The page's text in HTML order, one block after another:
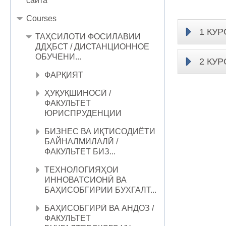
1
2
Courses
ТАҲСИЛОТИ ФОСИЛАВИИ
ДДҲБСТ / ДИСТАНЦИОННОЕ
ОБУЧЕНИ...
ФАРҚИЯТ
ҲУҚУҚШИНОСӢ /
ФАКУЛЬТЕТ
ЮРИСПРУДЕНЦИИ
БИЗНЕС ВА ИҚТИСОДИЁТИ
БАЙНАЛМИЛАЛӢ /
ФАКУЛЬТЕТ БИЗ...
ТЕХНОЛОГИЯҲОИ
ИННОВАТСИОНӢ ВА
БАҲИСОБГИРИИ БУХГАЛТ...
БАҲИСОБГИРӢ ВА АНДОЗ /
ФАКУЛЬТЕТ